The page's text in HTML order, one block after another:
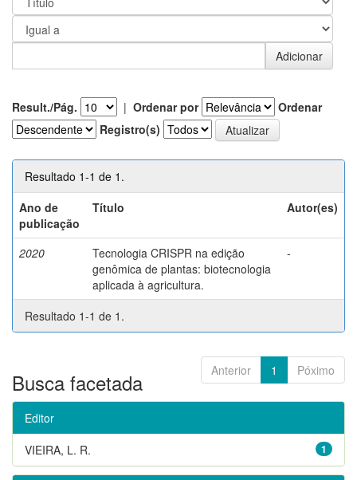
Result./Pág. | Ordenar por
Ordenar
Registro(s)
Resultado 1-1 de 1.
Ano de
publicação
Título Autor(es)
2020
Tecnologia CRISPR na edição
genômica de plantas: biotecnologia
aplicada à agricultura.
-
Resultado 1-1 de 1.
Anterior 1 Póximo
Busca facetada
Editor
1
VIEIRA, L. R.